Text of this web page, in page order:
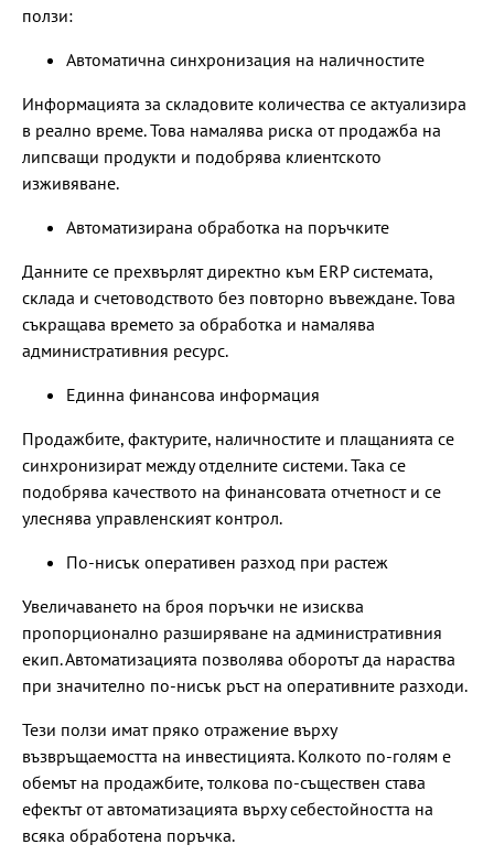
ползи:
Автоматична синхронизация на наличностите
Информацията за складовите количества се актуализира
в реално време. Това намалява риска от продажба на
липсващи продукти и подобрява клиентското
изживяване.
Автоматизирана обработка на поръчките
Данните се прехвърлят директно към ERP системата,
склада и счетоводството без повторно въвеждане. Това
съкращава времето за обработка и намалява
административния ресурс.
Единна финансова информация
Продажбите, фактурите, наличностите и плащанията се
синхронизират между отделните системи. Така се
подобрява качеството на финансовата отчетност и се
улеснява управленският контрол.
По-нисък оперативен разход при растеж
Увеличаването на броя поръчки не изисква
пропорционално разширяване на административния
екип. Автоматизацията позволява оборотът да нараства
при значително по-нисък ръст на оперативните разходи.
Тези ползи имат пряко отражение върху
възвръщаемостта на инвестицията. Колкото по-голям е
обемът на продажбите, толкова по-съществен става
ефектът от автоматизацията върху себестойността на
всяка обработена поръчка.